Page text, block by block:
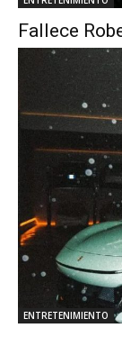
Fallece
ENTRETENIMIENTO